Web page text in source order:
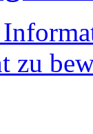
zu